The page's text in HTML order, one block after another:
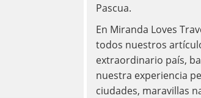
Pascua.
En Miranda Loves
todos nuestros
extraordinario país,
nuestra experiencia
ciudades, maravillas